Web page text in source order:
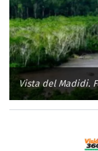
Vista del Madidi.